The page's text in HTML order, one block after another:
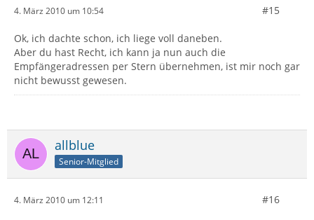
4. März 2010 um 10:54 #15
Ok, ich dachte schon, ich liege voll daneben.
Aber du hast Recht, ich kann ja nun auch die
Empfängeradressen per Stern übernehmen, ist mir noch gar
nicht bewusst gewesen.
allblue
Senior-Mitglied
4. März 2010 um 12:11 #16